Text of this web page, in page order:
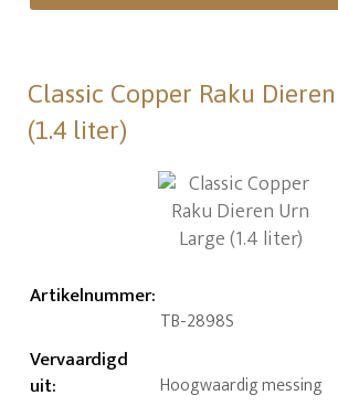
Classic Copper Raku
(1.4 liter)
Artikelnummer:
TB-2898S
Vervaardigd
uit: Hoogwaardig messing